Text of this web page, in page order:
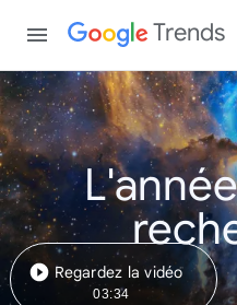
Trends
Regardez la vidéo
03:34